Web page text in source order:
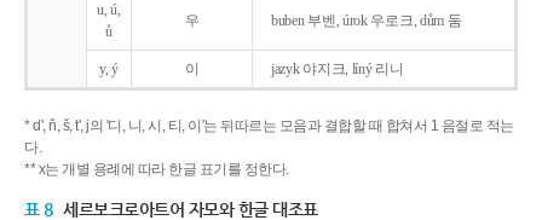
u, ú,
ů
우 buben 부벤, úrok 우로크, dům 둠
y, ý 이 jazyk야지크, líný 리니
* d', ň, š, t', j의 '디, 니, 시, 티, 이'는 뒤따르는 모음과 결합할 때 합쳐서 1 음절로 적는
다.
** x는 개별 용례에 따라 한글 표기를 정한다.
표 8 세르보크로아트어 자모와 한글 대조표